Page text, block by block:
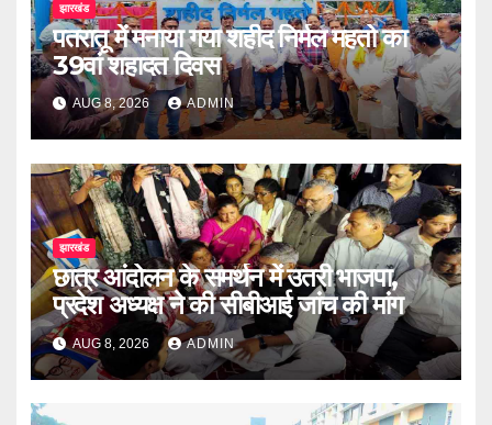
झारखंड
पतरातू में मनाया गया शहीद निर्मल महतो का
39वां शहादत दिवस
AUG 8, 2026 ADMIN
झारखंड
छात्र आंदोलन के समर्थन में उतरी भाजपा,
प्रदेश अध्यक्ष ने की सीबीआई जांच की मांग
AUG 8, 2026 ADMIN